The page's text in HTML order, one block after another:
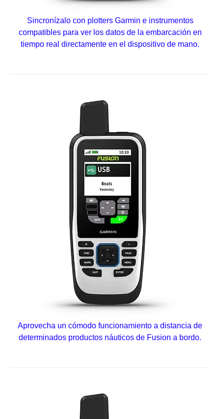
Sincronízalo con plotters Garmin e instrumentos
compatibles para ver los datos de la embarcación en
tiempo real directamente en el dispositivo de mano.
Aprovecha un cómodo funcionamiento a distancia de
determinados productos náuticos de Fusion a bordo.